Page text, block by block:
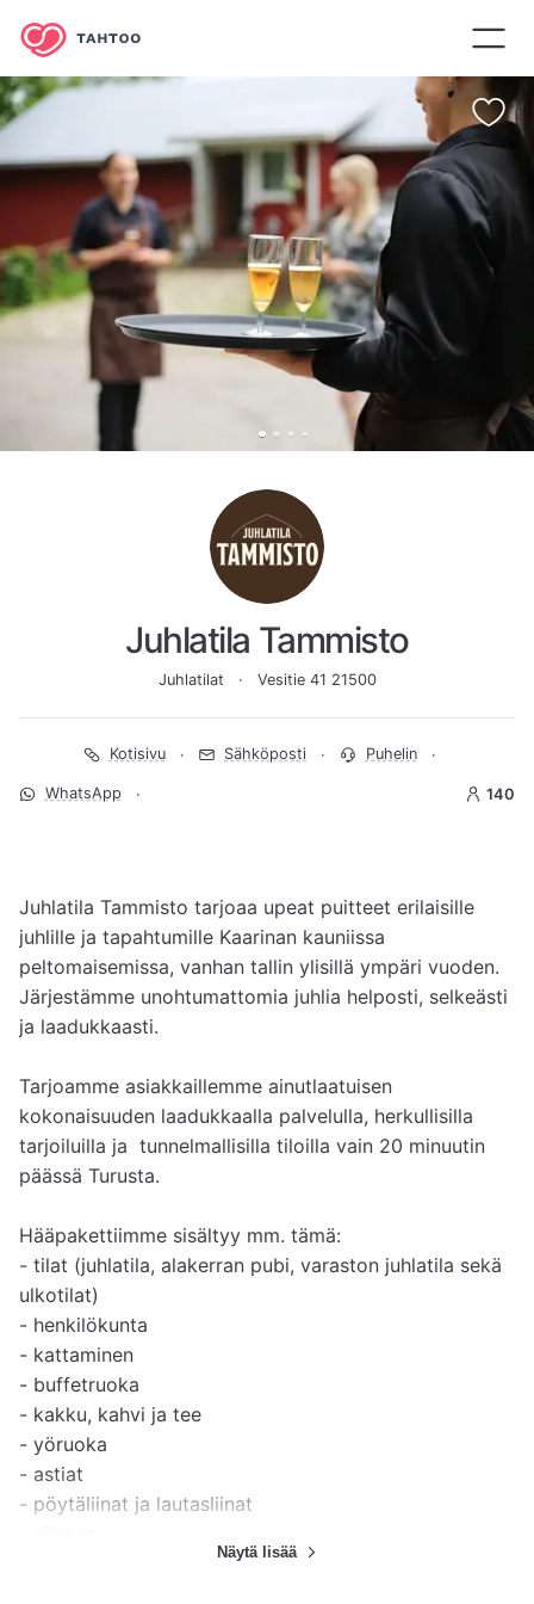
Juhlatila Tammisto
Juhlatilat Vesitie 41 21500
Kotisivu Sähköposti Puhelin
WhatsApp 140
Juhlatila Tammisto tarjoaa upeat puitteet erilaisille
juhlille ja tapahtumille Kaarinan kauniissa
peltomaisemissa, vanhan tallin ylisillä ympäri vuoden.
Järjestämme unohtumattomia juhlia helposti, selkeästi
ja laadukkaasti.
Tarjoamme asiakkaillemme ainutlaatuisen
kokonaisuuden laadukkaalla palvelulla, herkullisilla
tarjoiluilla ja  tunnelmallisilla tiloilla vain 20 minuutin
päässä Turusta.
Hääpakettiimme sisältyy mm. tämä:
- tilat (juhlatila, alakerran pubi, varaston juhlatila sekä
ulkotilat)
- henkilökunta
- kattaminen
- buffetruoka
- kakku, kahvi ja tee
- yöruoka
- astiat
- pöytäliinat ja lautasliinat
- omat juomat saa tuoda: me hoidamme ne kylmään,
Näytä lisää